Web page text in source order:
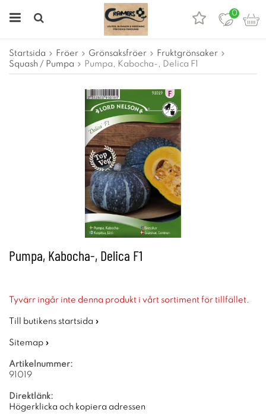
0
Startsida Fröer Grönsaksfröer
Fruktgrönsaker
Squash / Pumpa
Pumpa, Kabocha-, Delica F1
Pumpa, Kabocha-, Delica F1
Tyvärr ingår inte denna produkt i vårt sortiment för tillfället.
Till butikens startsida »
Sitemap »
Artikelnummer:
91019
Direktlänk:
Högerklicka och kopiera adressen